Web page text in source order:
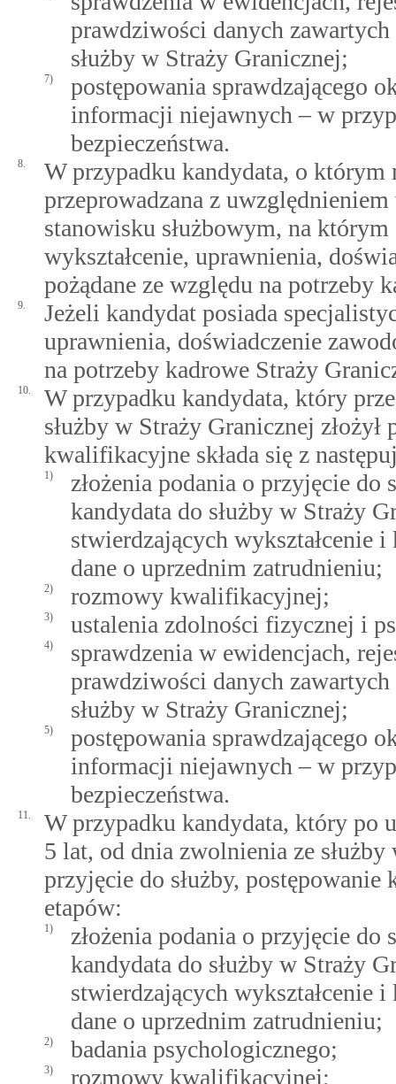
prawdziwości danych
służby w Straży Granicznej;
7)
postępowania sprawdzającego
informacji niejawnych – w
bezpieczeństwa.
8.
W przypadku kandydata, o
przeprowadzana z
stanowisku służbowym, na
wykształcenie, uprawnienia,
pożądane ze względu na potrzeby
9.
Jeżeli kandydat posiada
uprawnienia, doświadczenie
na potrzeby kadrowe Straży
10.
W przypadku kandydata, który
służby w Straży Granicznej
kwalifikacyjne składa się z
1)
złożenia podania o przyjęcie do
kandydata do służby w Straży
stwierdzających wykształcenie
dane o uprzednim zatrudnieniu;
2) rozmowy kwalifikacyjnej;
3) ustalenia zdolności fizycznej i
4)
sprawdzenia w ewidencjach,
prawdziwości danych
służby w Straży Granicznej;
5)
postępowania sprawdzającego
informacji niejawnych – w
bezpieczeństwa.
11.
W przypadku kandydata, który po
5 lat, od dnia zwolnienia ze służby
przyjęcie do służby,
etapów:
1)
złożenia podania o przyjęcie do
kandydata do służby w Straży
stwierdzających wykształcenie
dane o uprzednim zatrudnieniu;
2) badania psychologicznego;
3) rozmowy kwalifikacyjnej;